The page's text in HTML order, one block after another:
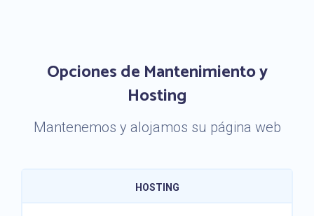
Opciones de Mantenimiento y
Hosting
Mantenemos y alojamos su página web
HOSTING